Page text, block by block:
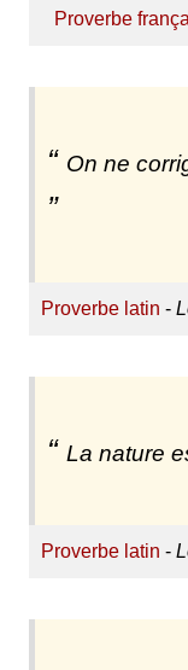
Proverbe
On ne
Proverbe latin -
La nature
Proverbe latin -